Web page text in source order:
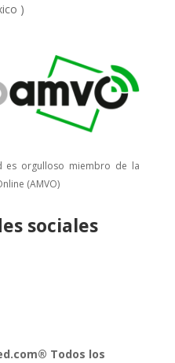
)
es orgulloso miembro de la
(AMVO)
sociales
Todos los